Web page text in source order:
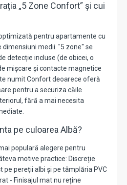
„5 Zone Confort” și cui
pentru apartamente cu
dimensiuni medii. "5 zone" se
detecție incluse (de obicei, o
mișcare și contacte magnetice
numit Confort deoarece oferă
pentru a securiza căile
fără a mai necesita
pe culoarea Albă?
populară alegere pentru
motive practice: Discreție
pe pereții albi și pe tâmplăria PVC
- Finisajul mat nu reține